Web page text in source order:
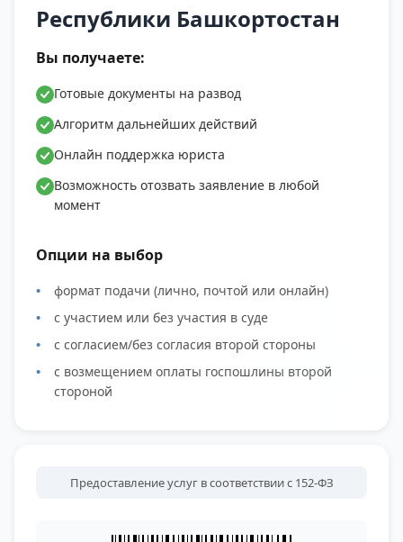
Республики Башкортостан
Вы получаете:
Готовые документы на развод
Алгоритм дальнейших действий
Онлайн поддержка юриста
Возможность отозвать заявление в любой
момент
Опции на выбор
формат подачи (лично, почтой или онлайн)
с участием или без участия в суде
с согласием/без согласия второй стороны
с возмещением оплаты госпошлины второй
стороной
Предоставление услуг в соответствии с 152-ФЗ